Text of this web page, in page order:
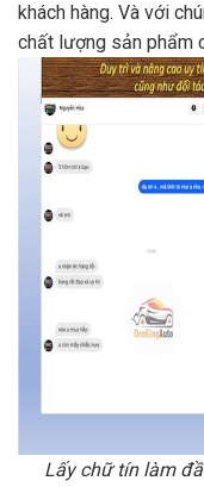
khách hàng. Và với
chất lượng sản phẩm
Lấy chữ tín làm